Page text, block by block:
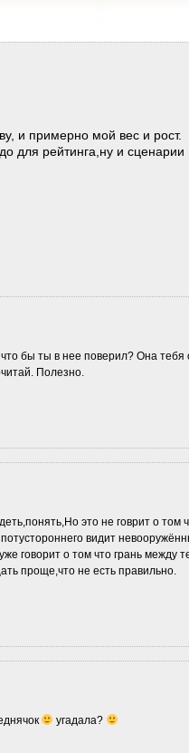
и примерно мой вес и рост.
для рейтинга,ну и сценарии
бы ты в нее поверил? Она тебя
Полезно.
это не говрит о том
видит
говорит о том что грань между
проще,что не есть правильно.
угадала?